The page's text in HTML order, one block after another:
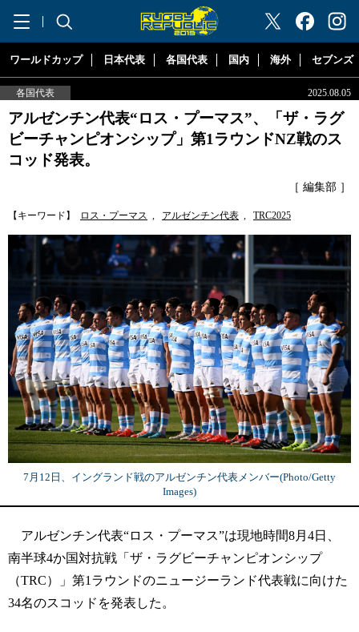
"ラグビーリパブリック"
ワールドカップ 日本代表 各国代表 国内 海外 セブンズ
各国代表 2025.08.05
アルゼンチン代表“ロス・プーマス”、「ザ・ラグ
ビーチャンピオンシップ」第1ラウンドNZ戦のス
コッド発表。
［ 編集部 ］
【キーワード】 ロス・プーマス , アルゼンチン代表 , TRC2025
7月12日、イングランド戦のアルゼンチン代表メンバー(Photo/Getty
Images)
アルゼンチン代表“ロス・プーマス”は現地時間8月4日、
南半球4か国対抗戦「ザ・ラグビーチャンピオンシップ
（TRC）」第1ラウンドのニュージーランド代表戦に向けた
34名のスコッドを発表した。